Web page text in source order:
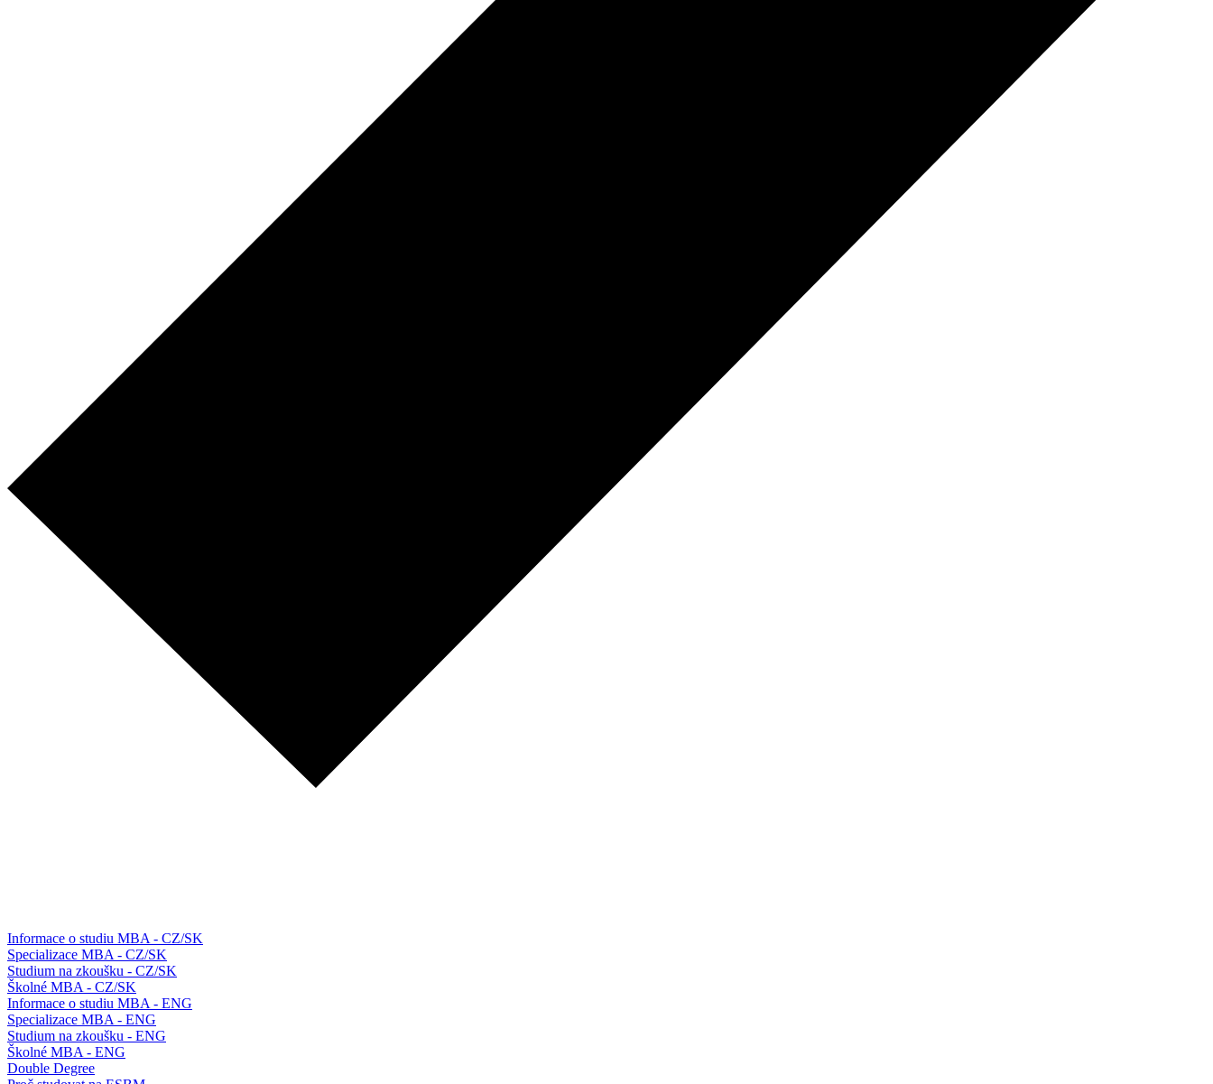
Informace o studiu MBA - CZ/SK
Specializace MBA - CZ/SK
Studium na zkoušku - CZ/SK
Školné MBA - CZ/SK
Informace o studiu MBA - ENG
Specializace MBA - ENG
Studium na zkoušku - ENG
Školné MBA - ENG
Double Degree